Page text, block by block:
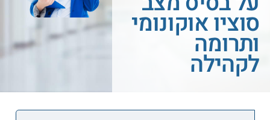
סוציו אוקונומי
ותרומה
לקהילה